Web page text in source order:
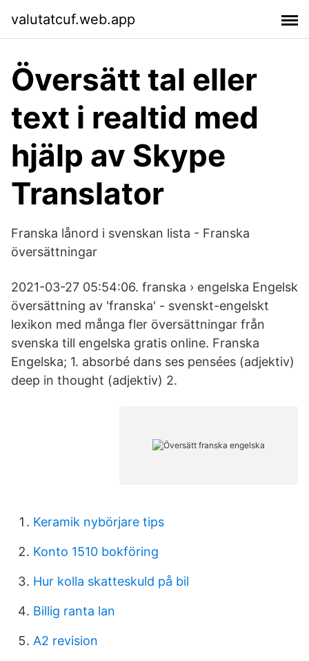
valutatcuf.web.app
Översätt tal eller
text i realtid med
hjälp av Skype
Translator
Franska lånord i svenskan lista - Franska
översättningar
2021-03-27 05:54:06. franska › engelska Engelsk
översättning av 'franska' - svenskt-engelskt
lexikon med många fler översättningar från
svenska till engelska gratis online. Franska
Engelska; 1. absorbé dans ses pensées (adjektiv)
deep in thought (adjektiv) 2.
Keramik nybörjare tips
Konto 1510 bokföring
Hur kolla skatteskuld på bil
Billig ranta lan
A2 revision